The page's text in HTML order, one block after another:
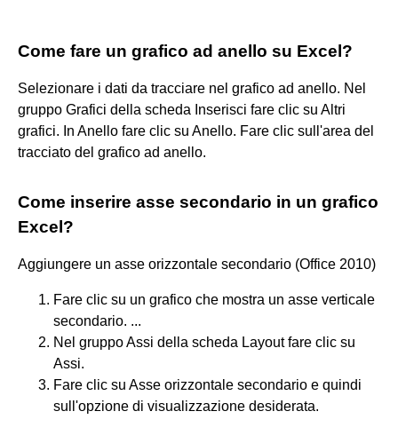
Come fare un grafico ad anello su Excel?
Selezionare i dati da tracciare nel grafico ad anello. Nel
gruppo Grafici della scheda Inserisci fare clic su Altri
grafici. In Anello fare clic su Anello. Fare clic sull'area del
tracciato del grafico ad anello.
Come inserire asse secondario in un grafico
Excel?
Aggiungere un asse orizzontale secondario (Office 2010)
Fare clic su un grafico che mostra un asse verticale
secondario. ...
Nel gruppo Assi della scheda Layout fare clic su
Assi.
Fare clic su Asse orizzontale secondario e quindi
sull'opzione di visualizzazione desiderata.